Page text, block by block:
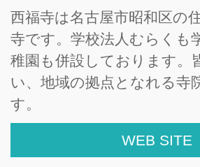
西福寺は名古屋市昭和区の
寺です。学校法人むらくも
稚園も併設しております。
い、地域の拠点となれる寺
す。
WEB SITE